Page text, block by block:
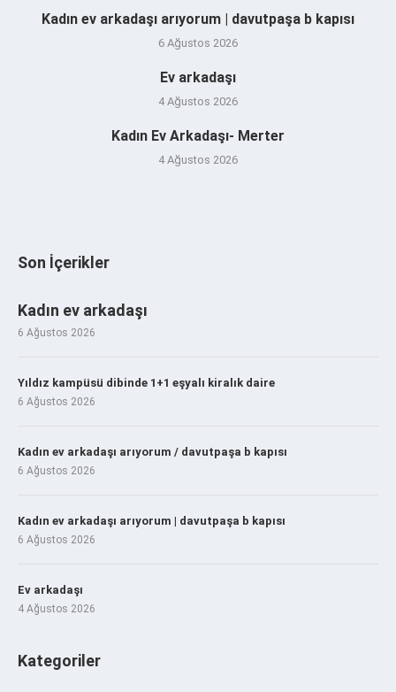
Kadın ev arkadaşı arıyorum | davutpaşa b kapısı
6 Ağustos 2026
Ev arkadaşı
4 Ağustos 2026
Kadın Ev Arkadaşı- Merter
4 Ağustos 2026
Son İçerikler
Kadın ev arkadaşı
6 Ağustos 2026
Yıldız kampüsü dibinde 1+1 eşyalı kiralık daire
6 Ağustos 2026
Kadın ev arkadaşı arıyorum / davutpaşa b kapısı
6 Ağustos 2026
Kadın ev arkadaşı arıyorum | davutpaşa b kapısı
6 Ağustos 2026
Ev arkadaşı
4 Ağustos 2026
Kategoriler